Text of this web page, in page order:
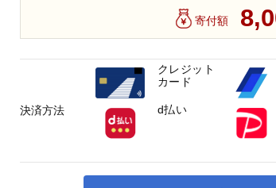
寄付額
決済方法
クレジット
カード
d払い